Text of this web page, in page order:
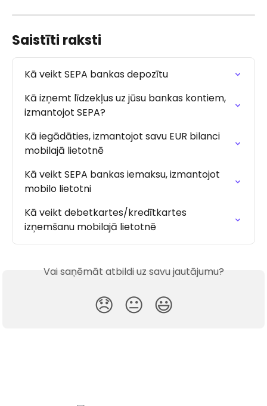
Saistīti raksti
Kā veikt SEPA bankas depozītu
Kā izņemt līdzekļus uz jūsu bankas kontiem,
izmantojot SEPA?
Kā iegādāties, izmantojot savu EUR bilanci
mobilajā lietotnē
Kā veikt SEPA bankas iemaksu, izmantojot
mobilo lietotni
Kā veikt debetkartes/kredītkartes
izņemšanu mobilajā lietotnē
Vai saņēmāt atbildi uz savu jautājumu?
😞 😐 😃